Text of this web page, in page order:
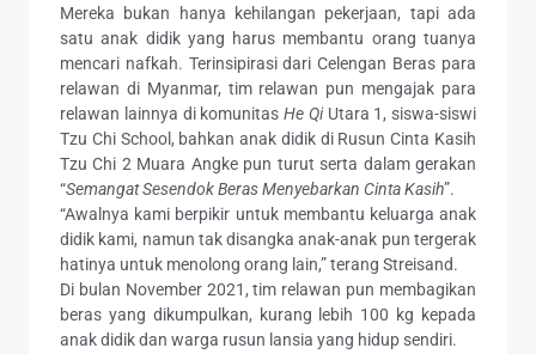
Mereka bukan hanya kehilangan pekerjaan, tapi ada
satu anak didik yang harus membantu orang tuanya
mencari nafkah. Terinsipirasi dari Celengan Beras para
relawan di Myanmar, tim relawan pun mengajak para
relawan lainnya di komunitas He QiUtara 1, siswa-siswi
Tzu Chi School, bahkan anak didik di Rusun Cinta Kasih
Tzu Chi 2 Muara Angke pun turut serta dalam gerakan
“Semangat Sesendok Beras Menyebarkan Cinta Kasih”.
“Awalnya kami berpikir untuk membantu keluarga anak
didik kami, namun tak disangka anak-anak pun tergerak
hatinya untuk menolong orang lain,” terang Streisand.
Di bulan November 2021, tim relawan pun membagikan
beras yang dikumpulkan, kurang lebih 100 kg kepada
anak didik dan warga rusun lansia yang hidup sendiri.